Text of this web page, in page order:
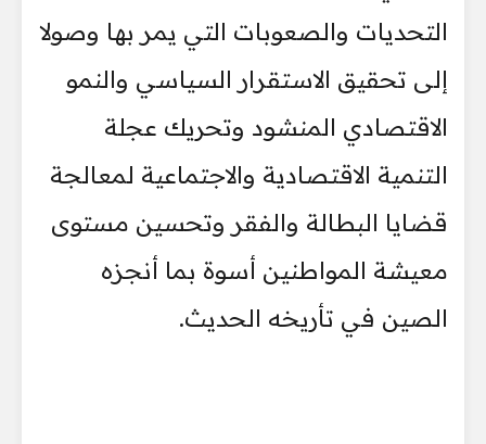
التحديات والصعوبات التي يمر بها وصولا
إلى تحقيق الاستقرار السياسي والنمو
الاقتصادي المنشود وتحريك عجلة
التنمية الاقتصادية والاجتماعية لمعالجة
قضايا البطالة والفقر وتحسين مستوى
معيشة المواطنين أسوة بما أنجزه
الصين في تأريخه الحديث.